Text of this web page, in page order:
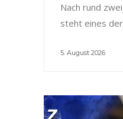
Nach rund
steht eines der
5. August 2026